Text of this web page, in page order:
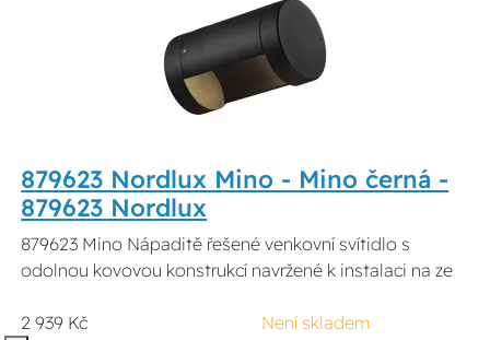
879623 Nordlux Mino - Mino černá -
879623 Nordlux
879623 Mino Nápaditě řešené venkovní svítidlo s
odolnou kovovou konstrukcí navržené k instalaci na ze
2 939 Kč
Není skladem